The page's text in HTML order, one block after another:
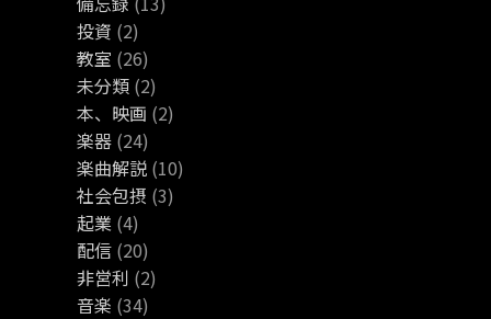
投資 (2)
教室 (26)
未分類 (2)
本、映画 (2)
楽器 (24)
楽曲解説 (10)
社会包摂 (3)
起業 (4)
配信 (20)
非営利 (2)
音楽 (34)